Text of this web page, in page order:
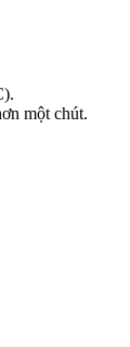
một chút.